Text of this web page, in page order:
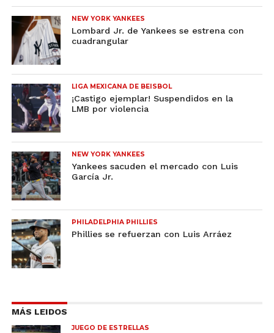
NEW YORK YANKEES
Lombard Jr. de Yankees se estrena con
cuadrangular
LIGA MEXICANA DE BEISBOL
¡Castigo ejemplar! Suspendidos en la
LMB por violencia
NEW YORK YANKEES
Yankees sacuden el mercado con Luis
García Jr.
PHILADELPHIA PHILLIES
Phillies se refuerzan con Luis Arráez
MÁS LEIDOS
JUEGO DE ESTRELLAS